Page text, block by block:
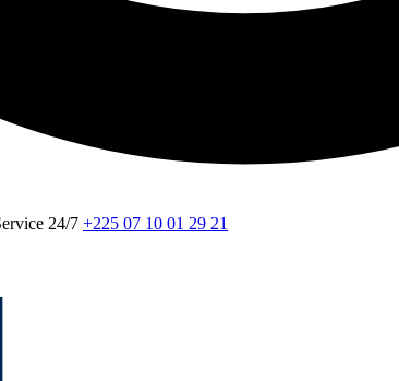
24/7 +225 07 10 01 29 21